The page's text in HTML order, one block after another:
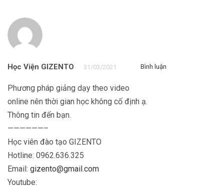
Học Viện GIZENTO 31/03/2021 Bình luận
Phương pháp giảng dạy theo video
online nên thời gian học không cố định ạ.
Thông tin đến bạn.
——————–
Học viên đào tạo GIZENTO
Hotline: 0962.636.325
Email: gizento@gmail.com
Youtube: